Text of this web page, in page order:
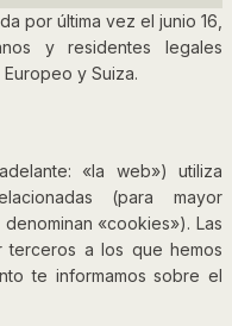
por última vez el junio 16,
y residentes legales
y Suiza.
«la web») utiliza
(para mayor
«cookies»). Las
terceros a los que hemos
te informamos sobre el